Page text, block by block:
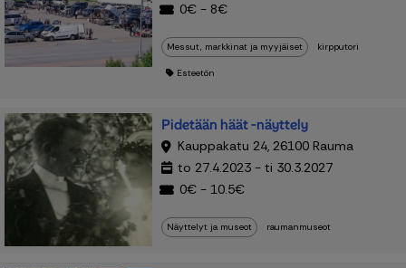
0€ - 8€
Messut, markkinat ja myyjäiset kirpputori
Esteetön
Pidetään häät -näyttely
Kauppakatu 24, 26100 Rauma
to 27.4.2023 - ti 30.3.2027
0€ - 10.5€
Näyttelyt ja museot raumanmuseot